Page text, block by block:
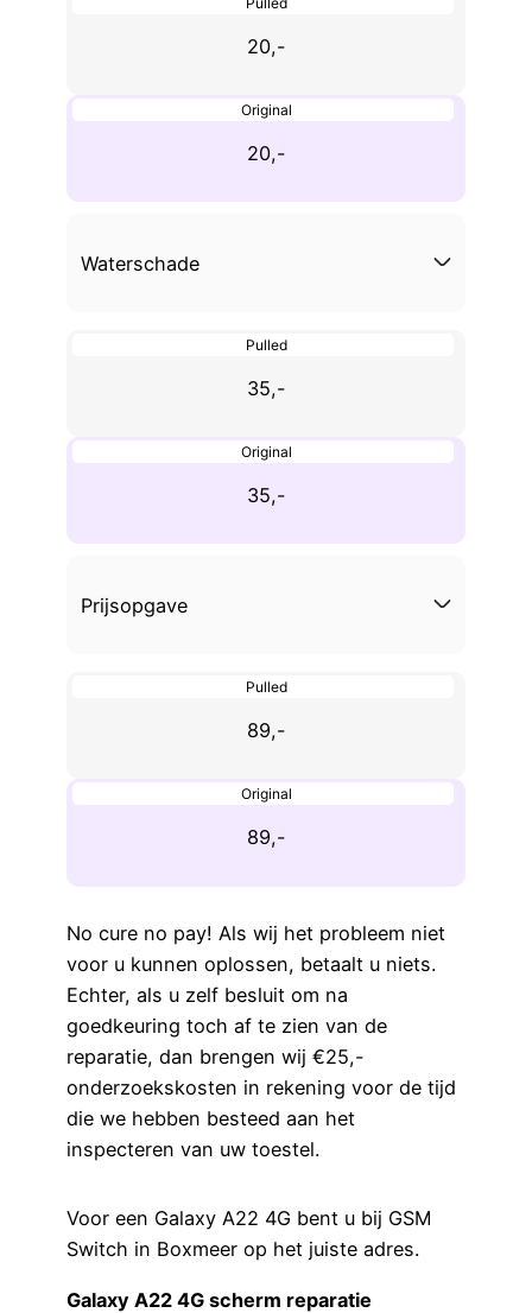
20,-
Original
20,-
Waterschade
Pulled
35,-
Original
35,-
Prijsopgave
Pulled
89,-
Original
89,-
No cure no pay! Als wij het probleem niet
voor u kunnen oplossen, betaalt u niets.
Echter, als u zelf besluit om na
goedkeuring toch af te zien van de
reparatie, dan brengen wij €25,-
onderzoekskosten in rekening voor de tijd
die we hebben besteed aan het
inspecteren van uw toestel.
Voor een Galaxy A22 4G bent u bij GSM
Switch in Boxmeer op het juiste adres.
Galaxy A22 4G scherm reparatie